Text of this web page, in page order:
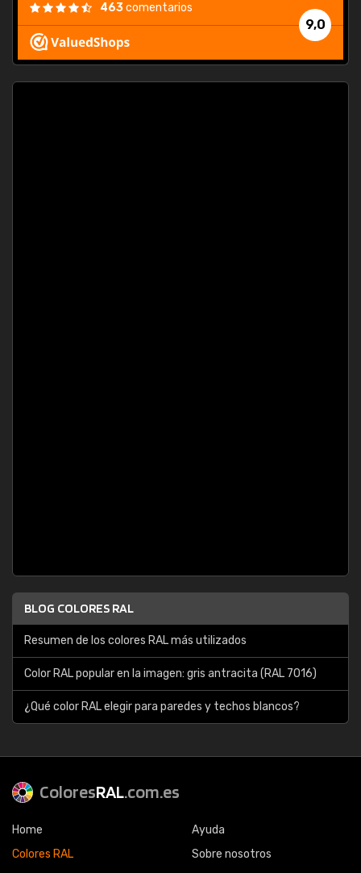
9,0
463comentarios
BLOG COLORES RAL
Resumen de los colores RAL más utilizados
Color RAL popular en la imagen: gris antracita (RAL 7016)
¿Qué color RAL elegir para paredes y techos blancos?
ColoresRAL.com.es
Home
Colores RAL
Ayuda
Sobre nosotros